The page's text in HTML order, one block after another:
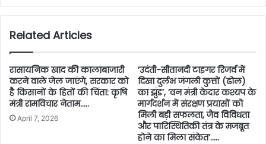
Related Articles
रासायनिक खाद की कालाबाजारी
करने वाले जेल जाएंगे, सरकार को
है किसानों के हितों की चिंता: कृषि
मंत्री रामविचार नेताम…..
April 7, 2026
’उदंती-सीतानदी टाइगर रिजर्व में
दिखा दुर्लभ जंगली कुत्तों (ढोल)
का झुंड’, ’वन मंत्री केदार कश्यप के
मार्गदर्शन में संरक्षण प्रयासों को
मिली बड़ी सफलता, जैव विविधता
और पारिस्थितिकी तंत्र के मजबूत
होने का मिला संकेत’…..